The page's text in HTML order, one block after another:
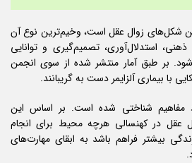
شکل‌های زوال عقل است، وخیم‌ترین نوع آن
استدلال‌آوری، تصمیم‌گیری و توانایی
بر طبق آمار منتشر شده از سوی انجمن
مفاهیم شناختی شده است. بر اساس این
عقل در کهنسالی هرچه محیط برای انجام
بیشتر فراهم باشد به ابقای مهارت‌های